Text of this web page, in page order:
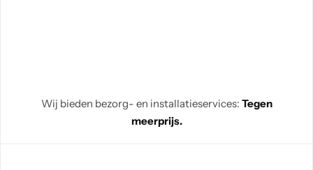
Wij bieden bezorg- en installatieservices: Tegen
meerprijs.